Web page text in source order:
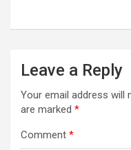
Leave a Reply
Your email address will
are marked *
Comment *